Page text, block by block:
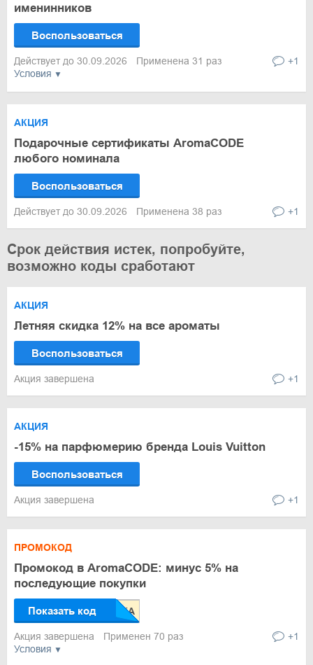
Условия
именинников
Воспользоваться
Действует до 30.09.2026 Применена 31 раз +1
АКЦИЯ
Подарочные сертификаты AromaCODE
любого номинала
Воспользоваться
Действует до 30.09.2026 Применена 38 раз +1
Срок действия истек, попробуйте,
возможно коды сработают
АКЦИЯ
Летняя скидка 12% на все ароматы
Воспользоваться
Акция завершена +1
АКЦИЯ
-15% на парфюмерию бренда Louis Vuitton
Воспользоваться
Акция завершена +1
Условия
ПРОМОКОД
Промокод в AromaCODE: минус 5% на
последующие покупки
Показать код
Акция завершена Применен 70 раз +1